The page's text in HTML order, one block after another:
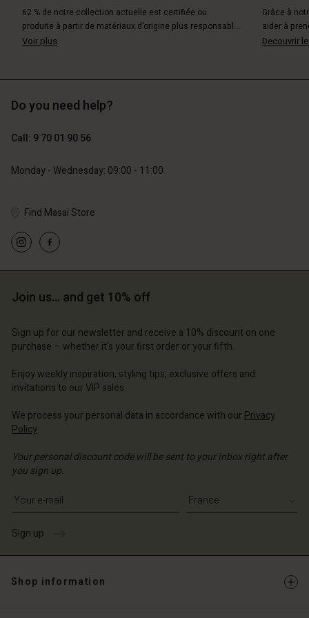
store
store
| Change country
store
| Change country
| Change country
store
| Change country
store
store
62 % de notre collection actuelle est certifiée ou
produite à partir de matériaux d'origine plus responsabl...
Voir plus
Grâce à
aider à
Decouvrir
Do you need help?
Call: 9 70 01 90 56
Monday - Wednesday: 09:00 - 11:00
Find Masai Store
Join us… and get 10% off
Sign up for our newsletter and receive a 10% discount on one
purchase – whether it's your first order or your fifth.
Enjoy weekly inspiration, styling tips, exclusive offers and
invitations to our VIP sales.
We process your personal data in accordance with our Privacy
Policy.
Your personal discount code will be sent to your inbox right after
you sign up.
Write your e-mail address
Sign up
Shop information